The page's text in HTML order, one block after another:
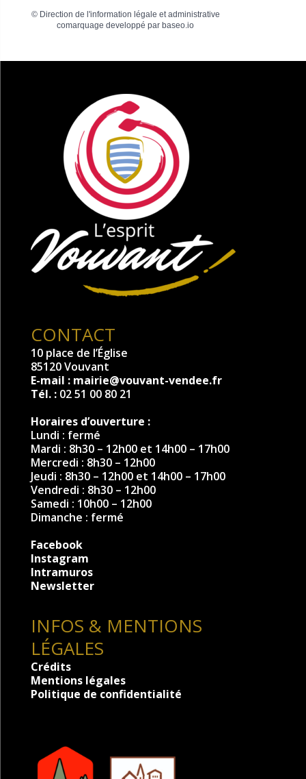
© Direction de l'information légale et administrative
comarquage developpé par baseo.io
CONTACT
10 place de l’Église
85120 Vouvant
E-mail : mairie@vouvant-vendee.fr
Tél. : 02 51 00 80 21
Horaires d’ouverture :
Lundi : fermé
Mardi : 8h30 – 12h00 et 14h00 – 17h00
Mercredi : 8h30 – 12h00
Jeudi : 8h30 – 12h00 et 14h00 – 17h00
Vendredi : 8h30 – 12h00
Samedi : 10h00 – 12h00
Dimanche : fermé
Facebook
Instagram
Intramuros
Newsletter
INFOS & MENTIONS
LÉGALES
Crédits
Mentions légales
Politique de confidentialité